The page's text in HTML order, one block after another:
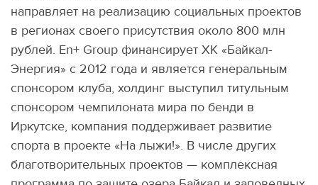
направляет на реализацию социальных проектов
в регионах своего присутствия около 800 млн
рублей. En+ Group финансирует ХК «Байкал-
Энергия» с 2012 года и является генеральным
спонсором клуба, холдинг выступил титульным
спонсором чемпилоната мира по бенди в
Иркутске, компания поддерживает развитие
спорта в проекте «На лыжи!». В числе других
благотворительных проектов — комплексная